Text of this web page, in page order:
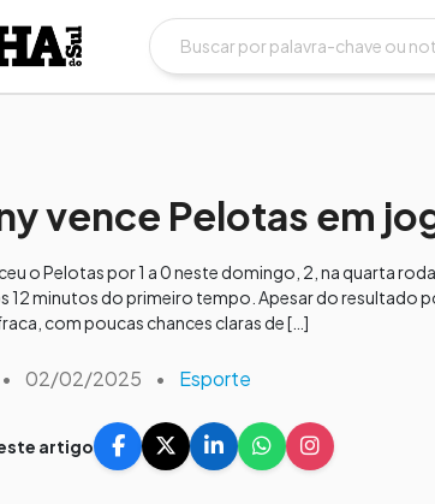
vence Pelotas em
o Pelotas por 1 a 0 neste domingo, 2, na quarta
12 minutos do primeiro tempo. Apesar do resultado
com poucas chances claras de […]
• 02/02/2025 • Esporte
artigo